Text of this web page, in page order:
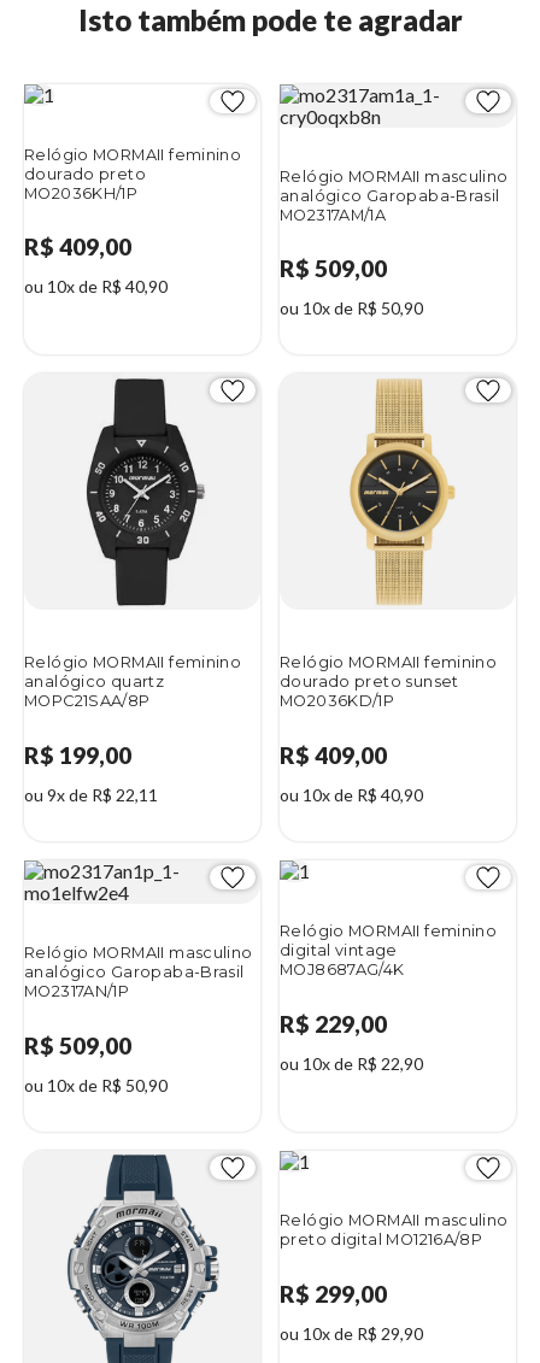
Isto também pode te agradar
Relógio MORMAII feminino
dourado preto
MO2036KH/1P
R$ 409,00
ou 10x de R$ 40,90
Relógio MORMAII masculino
analógico Garopaba-Brasil
MO2317AM/1A
R$ 509,00
ou 10x de R$ 50,90
Relógio MORMAII feminino
analógico quartz
MOPC21SAA/8P
R$ 199,00
ou 9x de R$ 22,11
Relógio MORMAII feminino
dourado preto sunset
MO2036KD/1P
R$ 409,00
ou 10x de R$ 40,90
Relógio MORMAII masculino
analógico Garopaba-Brasil
MO2317AN/1P
R$ 509,00
ou 10x de R$ 50,90
Relógio MORMAII feminino
digital vintage
MOJ8687AG/4K
R$ 229,00
ou 10x de R$ 22,90
Relógio MORMAII masculino
preto digital MO1216A/8P
R$ 299,00
ou 10x de R$ 29,90